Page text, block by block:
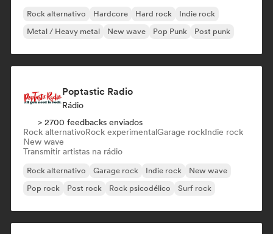
Rock alternativo Hardcore Hard rock
Indie rock
Metal / Heavy metal
New wave Pop Punk Post punk
Poptastic Radio
Rádio
> 2700 feedbacks enviados
Rock alternativoRock experimentalGarage rockIndie rock
New wave
Transmitir artistas na rádio
Rock alternativo Garage rock Indie rock
New wave
Pop rock
Post rock Rock psicodélico Surf rock